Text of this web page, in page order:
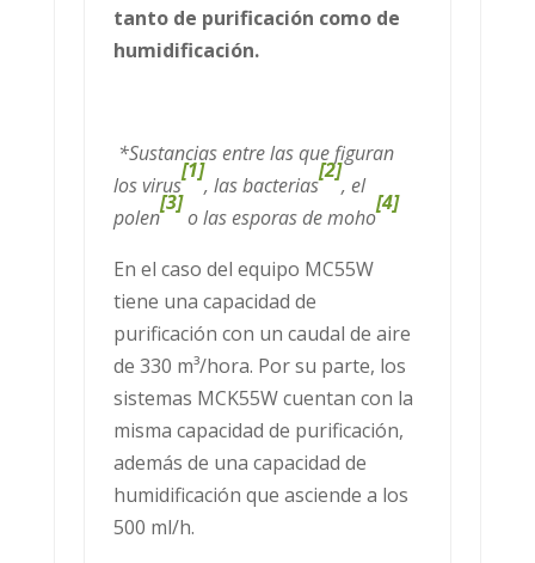
tanto de purificación como de
humidificación.
*Sustancias entre las que figuran
los virus
[1]
, las bacterias
[2]
, el
polen
[3]
o las esporas de moho
[4]
En el caso del equipo MC55W
tiene una capacidad de
purificación con un caudal de aire
de 330 m³/hora. Por su parte, los
sistemas MCK55W cuentan con la
misma capacidad de purificación,
además de una capacidad de
humidificación que asciende a los
500 ml/h.